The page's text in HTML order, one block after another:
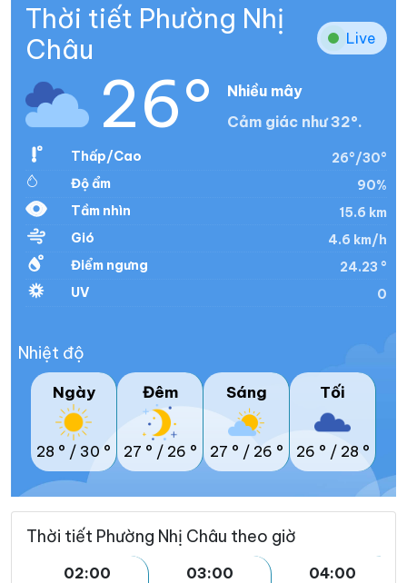
Thời tiết Phường Nhị
Châu
Live
26°
Nhiều mây
Cảm giác như 32°.
Thấp/Cao
26°/30°
Độ ẩm
90%
Tầm nhìn
15.6 km
Gió
4.6 km/h
Điểm ngưng
24.23 °
UV
0
Nhiệt độ
Ngày
28 ° / 30 °
Đêm
27 ° / 26 °
Sáng
27 ° / 26 °
Tối
26 ° / 28 °
Thời tiết Phường Nhị Châu theo giờ
02:00
03:00
04:00